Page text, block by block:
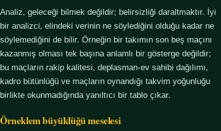
Analiz, geleceği bilmek değildir; belirsizliği daraltmaktır. İyi
bir analizci, elindeki verinin ne söylediğini olduğu kadar ne
söylemediğini de bilir. Örneğin bir takımın son beş maçını
kazanmış olması tek başına anlamlı bir gösterge değildir;
bu maçların rakip kalitesi, deplasman-ev sahibi dağılımı,
kadro bütünlüğü ve maçların oynandığı takvim yoğunluğu
birlikte okunmadığında yanıltıcı bir tablo çıkar.
Örneklem büyüklüğü meselesi